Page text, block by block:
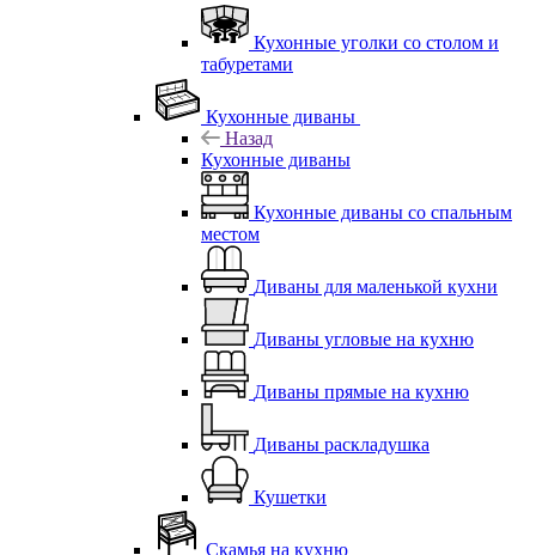
Кухонные уголки со столом и
табуретами
Кухонные диваны
Назад
Кухонные диваны
Кухонные диваны со спальным
местом
Диваны для маленькой кухни
Диваны угловые на кухню
Диваны прямые на кухню
Диваны раскладушка
Кушетки
Скамья на кухню